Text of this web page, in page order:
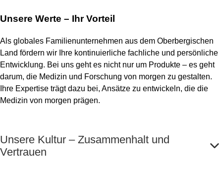
Unsere Werte – Ihr Vorteil
Als globales Familienunternehmen aus dem Oberbergischen
Land fördern wir Ihre kontinuierliche fachliche und persönliche
Entwicklung. Bei uns geht es nicht nur um Produkte – es geht
darum, die Medizin und Forschung von morgen zu gestalten.
Ihre Expertise trägt dazu bei, Ansätze zu entwickeln, die die
Medizin von morgen prägen.
Unsere Kultur – Zusammenhalt und
Vertrauen